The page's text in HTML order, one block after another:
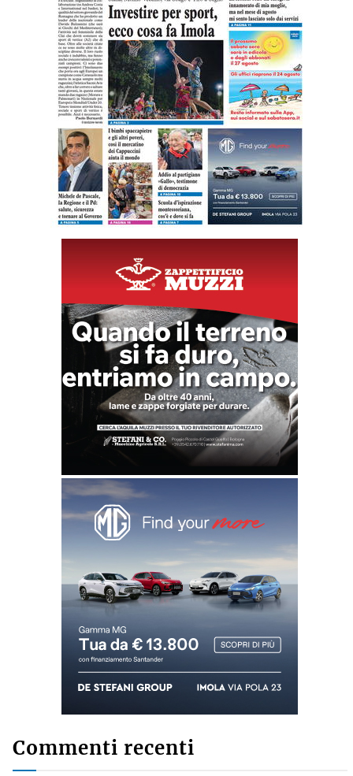
Commenti recenti